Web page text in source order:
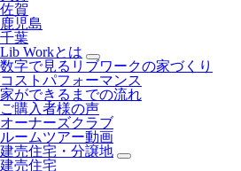
佐賀
鹿児島
千葉
Lib Workとは
数字で見るリブワークの家づくり
コストパフォーマンス
家ができるまでの流れ
ご購入者様の声
オーナーズクラブ
ルームツアー動画
建売住宅・分譲地
建売住宅